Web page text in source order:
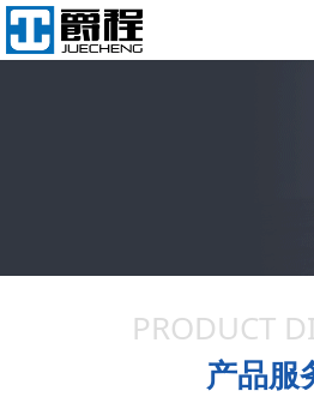
PRODUCT
产品服